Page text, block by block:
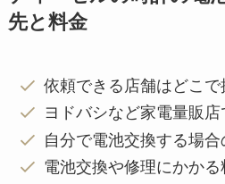
先と料金
依頼できる店舗はどこで
ヨドバシなど家電量販
自分で電池交換する場合
電池交換や修理にかかる